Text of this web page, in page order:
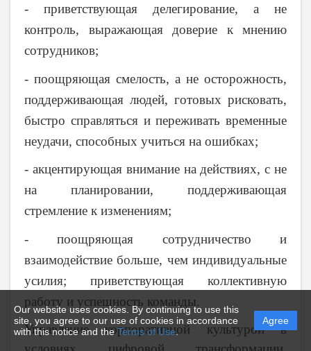
Our website uses cookies. By continuing to use this
site, you agree to our use of cookies in accordance
with this notice and theTerms of Use.
Agree
- приветствующая делегирование, а не
контроль, выражающая доверие к мнению
сотрудников;
- поощряющая смелость, а не осторожность,
поддерживающая людей, готовых рисковать,
быстро справляться и переживать временные
неудачи, способных учиться на ошибках;
- акцентирующая внимание на действиях, с не
на планировании, поддерживающая
стремление к изменениям;
- поощряющая сотрудничество и
взаимодействие больше, чем индивидуальные
усилия; приветствующая коллективную
работу и успешность команды.
Управление корпоративной культурой в